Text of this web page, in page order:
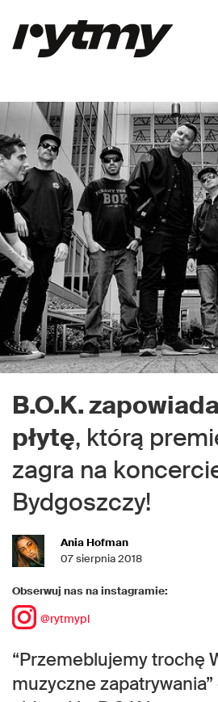
B.O.K.
płytę, którą
zagra na
Bydgoszczy!
Ania Hofman
07 sierpnia 2018
Obserwuj nas na instagramie:
@rytmypl
“Przemeblujemy trochę
muzyczne